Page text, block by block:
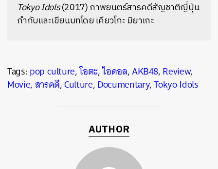
Tokyo Idols(2017) ภาพยนตร์สารคดีสัญชาติญี่ปุ่น
กำกับและเขียนบทโดย เคียวโกะ มิยาเกะ
Tags:pop culture,โอตะ,ไอดอล,AKB48,Review,
Movie,สารคดี,Culture,Documentary,Tokyo Idols
AUTHOR